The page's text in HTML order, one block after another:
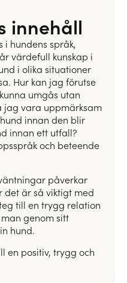
innehåll
i hundens språk,
värdefull kunskap i
i olika situationer
Hur kan jag förutse
umgås utan
jag vara uppmärksam
innan den blir
innan ett utfall?
och beteende
påverkar
det är så viktigt med
till en trygg relation
genom sitt
hund.
en positiv, trygg och